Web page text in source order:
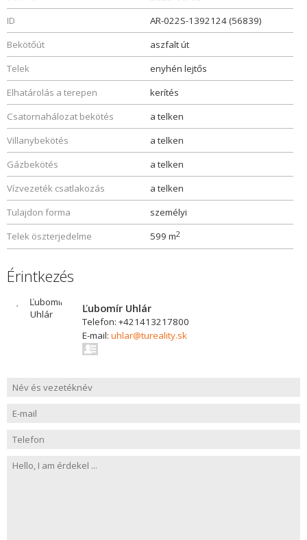
ID
AR-022S-1392124 (56839)
Bekötőút
aszfalt út
Telek
enyhén lejtős
Elhatárolás a terepen
kerítés
Csatornahálozat bekötés
a telken
Villanybekötés
a telken
Gázbekötés
a telken
Vízvezeték csatlakozás
a telken
Tulajdon forma
személyi
Telek öszterjedelme
599 m2
Érintkezés
Ľubomír Uhlár
Telefon: +421413217800
E-mail: uhlar@tureality.sk